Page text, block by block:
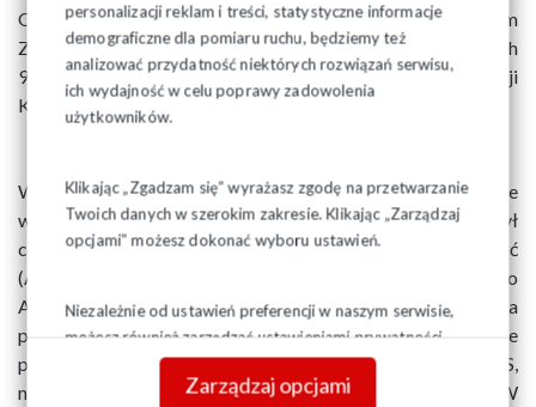
personalizacji reklam i treści, statystyczne informacje
demograficzne dla pomiaru ruchu, będziemy też
analizować przydatność niektórych rozwiązań serwisu,
ich wydajność w celu poprawy zadowolenia
użytkowników.
Klikając „Zgadzam się” wyrażasz zgodę na przetwarzanie
Twoich danych w szerokim zakresie. Klikając „Zarządzaj
opcjami” możesz dokonać wyboru ustawień.
Niezależnie od ustawień preferencji w naszym serwisie,
możesz również zarządzać ustawieniami prywatności
swojej przeglądarki. Więcej informacji o przetwarzaniu
danych znajdziesz wPolityce prywatności.
Zarządzaj opcjami
Od marca 1993 do czerwca 1998 był przewodniczącym
Zarządu Regionu Gdańskiego NSZZ „Solidarność”. W latach
90. pełnił także funkcję wiceprzewodniczącego Komisji
Krajowej NSZZ „Solidarność”.
Współtworzył Akcję Wyborczą Solidarność (był we
władzach krajowych od początku jej istnienia). Od 1997 był
członkiem Ruchu Społecznego Akcji Wyborczej Solidarność
(AWS), 6 XII 1998 został wybrany na przewodniczącego
AWS w województwie gdańskim, 20 XII 1999 na
przewodniczącego Rady Regionalnej AWS w województwie
pomorskim; od 1999 przewodniczący Rady Politycznej AWS,
najbliższy współpracownik Mariana Krzaklewskiego. W